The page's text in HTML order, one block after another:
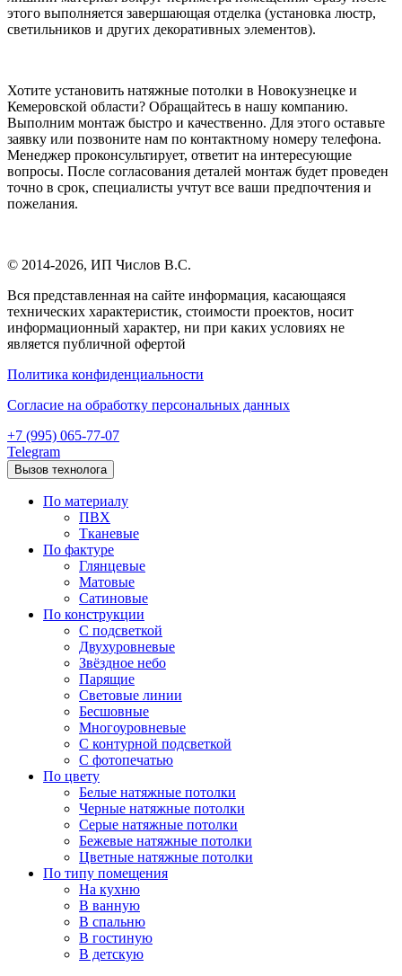
этого выполняется завершающая отделка (установка люстр,
светильников и других декоративных элементов).
Хотите установить натяжные потолки в Новокузнецке и
Кемеровской области? Обращайтесь в нашу компанию.
Выполним монтаж быстро и качественно. Для этого оставьте
заявку или позвоните нам по контактному номеру телефона.
Менеджер проконсультирует, ответит на интересующие
вопросы. После согласования деталей монтаж будет проведен
точно в срок, специалисты учтут все ваши предпочтения и
пожелания.
© 2014-2026, ИП Числов В.С.
Вся представленная на сайте информация, касающаяся
технических характеристик, стоимости проектов, носит
информационный характер, ни при каких условиях не
является публичной офертой
Политика конфиденциальности
Согласие на обработку персональных данных
+7 (995) 065-77-07
Telegram
Вызов технолога
По материалу
ПВХ
Тканевые
По фактуре
Глянцевые
Матовые
Сатиновые
По конструкции
С подсветкой
Двухуровневые
Звёздное небо
Парящие
Световые линии
Бесшовные
Многоуровневые
С контурной подсветкой
С фотопечатью
По цвету
Белые натяжные потолки
Черные натяжные потолки
Серые натяжные потолки
Бежевые натяжные потолки
Цветные натяжные потолки
По типу помещения
На кухню
В ванную
В спальню
В гостиную
В детскую